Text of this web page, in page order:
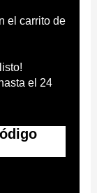
el carrito de
el 24